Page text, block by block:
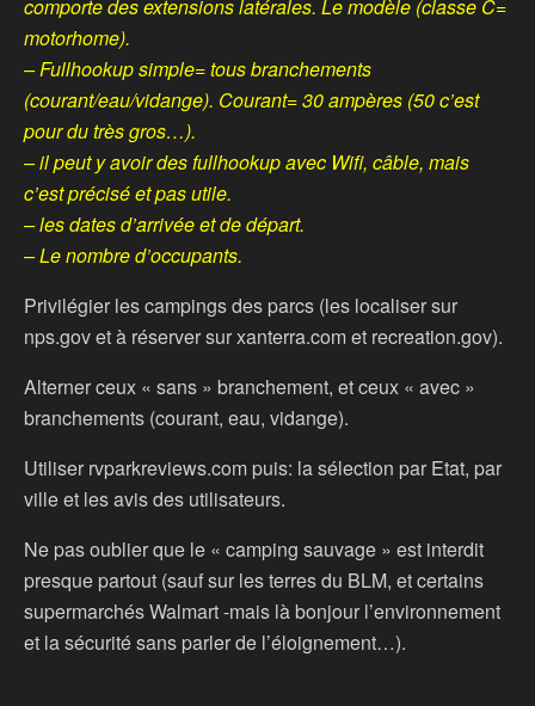
comporte des extensions latérales. Le modèle (classe C=
motorhome).
– Fullhookup simple= tous branchements
(courant/eau/vidange). Courant= 30 ampères (50 c’est
pour du très gros…).
– il peut y avoir des fullhookup avec Wifi, câble, mais
c’est précisé et pas utile.
– les dates d’arrivée et de départ.
– Le nombre d’occupants.
Privilégier les campings des parcs (les localiser sur
nps.gov et à réserver sur xanterra.com et recreation.gov).
Alterner ceux « sans » branchement, et ceux « avec »
branchements (courant, eau, vidange).
Utiliser rvparkreviews.com puis: la sélection par Etat, par
ville et les avis des utilisateurs.
Ne pas oublier que le « camping sauvage » est interdit
presque partout (sauf sur les terres du BLM, et certains
supermarchés Walmart -mais là bonjour l’environnement
et la sécurité sans parler de l’éloignement…).